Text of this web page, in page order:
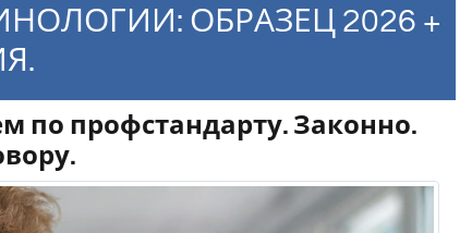
ОБРАЗЕЦ 2026 +
по профстандарту. Законно.